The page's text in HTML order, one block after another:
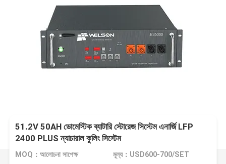
51.2V 50AH ডোমেস্টিক ব্যাটারি স্টোরেজ সিস্টেম এনার্জি LFP
2400 PLUS ন্যাচারাল কুলিং সিস্টেম
MOQ：আলোচনা সাপেক্ষ মূল্য：USD600-700/SET